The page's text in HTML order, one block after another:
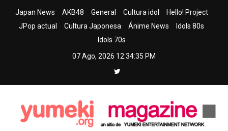
Japan News AKB48 General Cultura idol
Hello! Project
JPop actual
Cultura Japonesa Ánime News
Idols 80s
Idols 70s
07 Ago, 2026 12:34:37 PM